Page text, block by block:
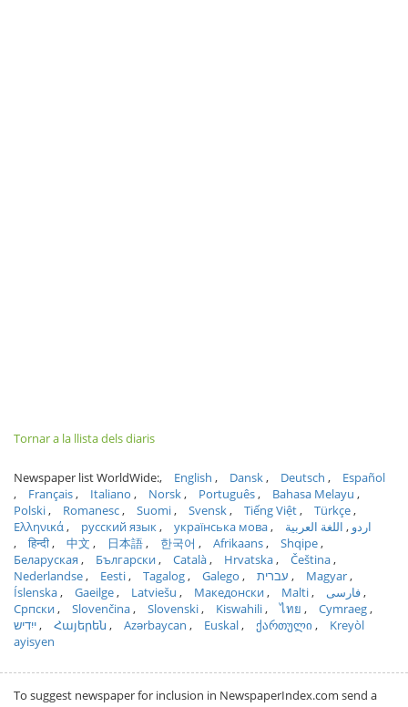
Tornar a la llista dels diaris
Newspaper list WorldWide: English Dansk Deutsch
Español
Français
Italiano Norsk Português
Bahasa Melayu
Polski
Romanesc Suomi Svensk Tiếng Việt
Türkçe
Ελληνικά
русский язык українська мова اردو
اللغة العربية
हिन्दी
中文 日本語 한국어 Afrikaans
Shqipe
Беларуская
Български Català Hrvatska
Čeština
Nederlandse
Eesti Tagalog Galego עברית
Magyar
Íslenska
Gaeilge Latviešu Македонски Malti
فارسی
Српски
Slovenčina Slovenski Kiswahili ไทย
Cymraeg
ייִדיש
Հայերեն Azərbaycan Euskal ქართული
Kreyòl
ayisyen
To suggest newspaper for inclusion in NewspaperIndex.com send a